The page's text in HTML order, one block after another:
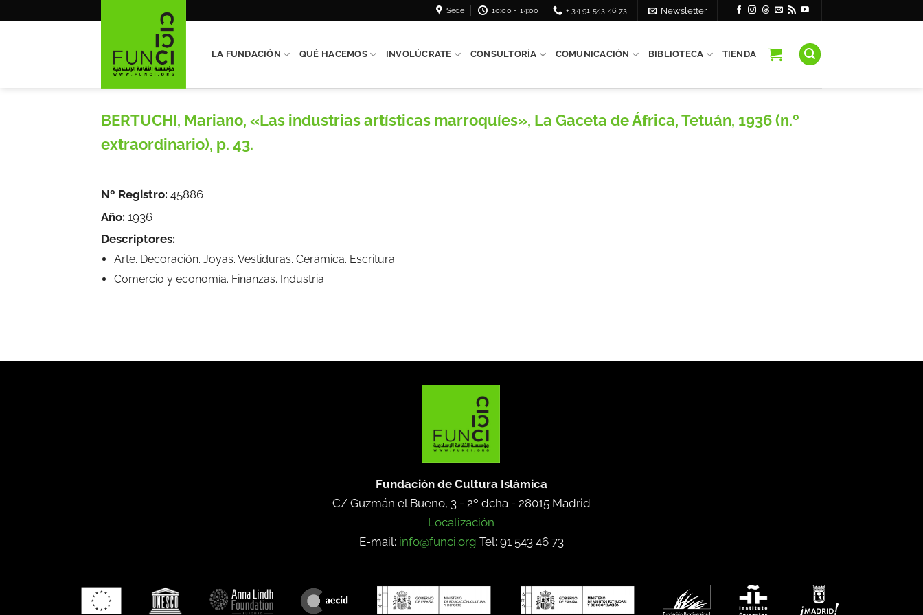
Sede 10:00 - 14:00 + 34 91 543 46 73 Newsletter
LA FUNDACIÓN QUÉ HACEMOS INVOLÚCRATE CONSULTORÍA COMUNICACIÓN BIBLIOTECA TIENDA
BERTUCHI, Mariano, «Las industrias artísticas marroquíes», La Gaceta de África, Tetuán, 1936 (n.º
extraordinario), p. 43.
Nº Registro: 45886
Año: 1936
Descriptores:
Arte. Decoración. Joyas. Vestiduras. Cerámica. Escritura
Comercio y economía. Finanzas. Industria
Fundación de Cultura Islámica
C/ Guzmán el Bueno, 3 - 2º dcha - 28015 Madrid
Localización
E-mail: info@funci.org Tel: 91 543 46 73